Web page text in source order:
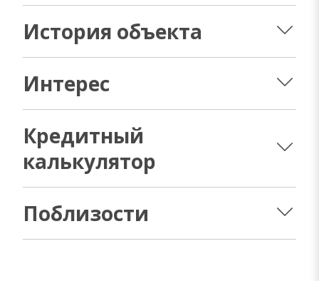
История объекта
Интерес
Кредитный
калькулятор
Поблизости